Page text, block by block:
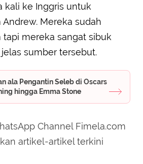
kali ke Inggris untuk
Mereka sudah
mereka sangat sibuk
sumber tersebut.
ala Pengantin Seleb di Oscars
hingga Emma Stone
Channel Fimela.com
artikel-artikel terkini